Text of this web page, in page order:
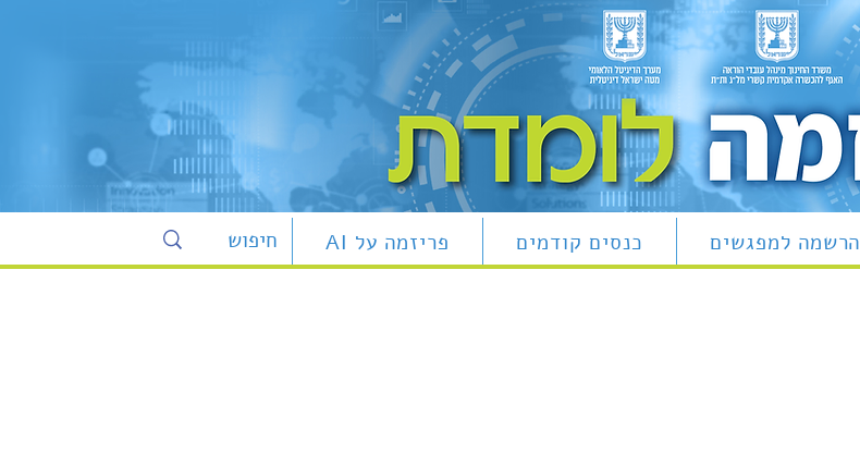
הרשמה למפגשים כנסים קודמים פריזמה על AI